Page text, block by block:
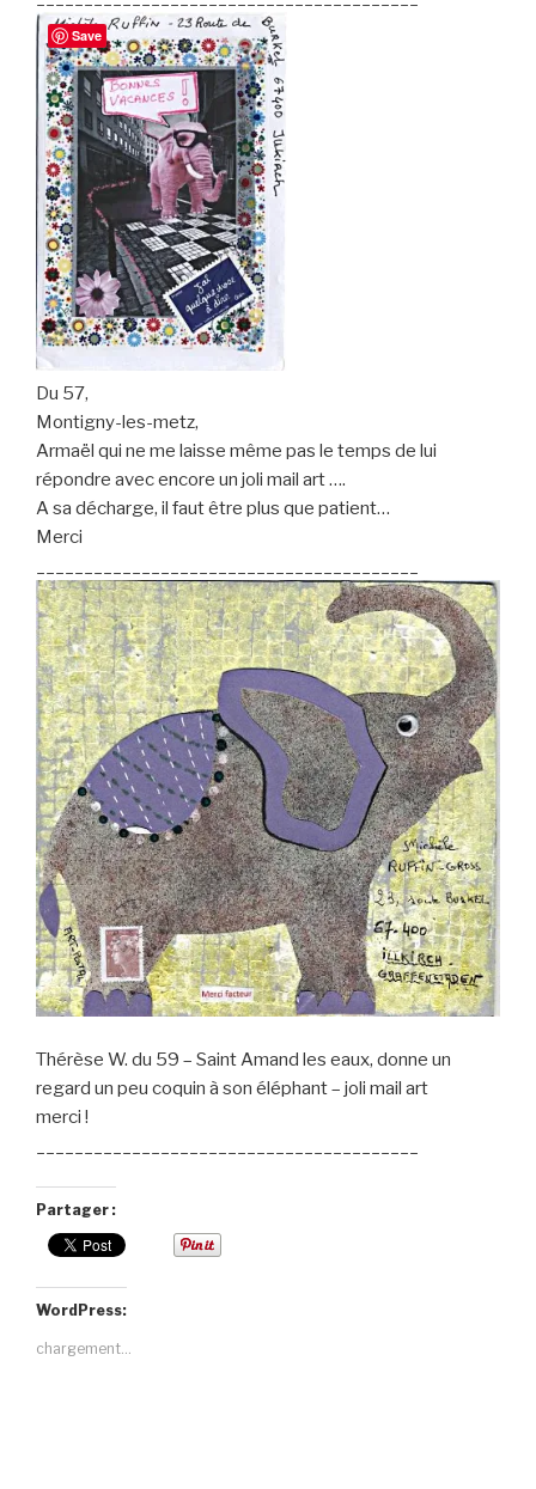
Du 57,
Montigny-les-metz,
Armaël qui ne me laisse même pas le temps de lui
répondre avec encore un joli mail art ….
A sa décharge, il faut être plus que patient…
Merci
Thérèse W. du 59 – Saint Amand les eaux, donne un
regard un peu coquin à son éléphant – joli mail art
merci !
Partager :
WordPress:
chargement…
Save